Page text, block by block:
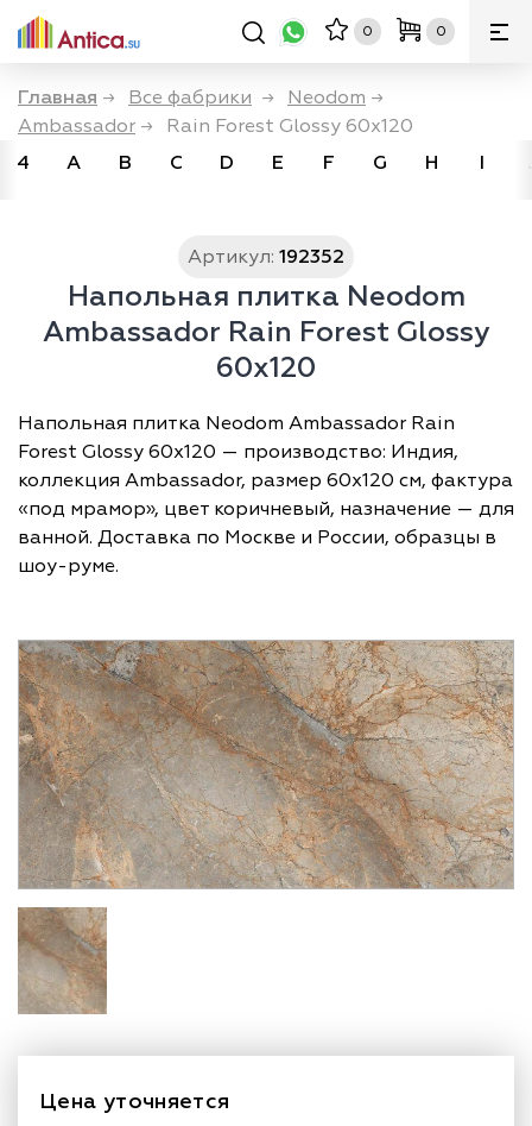
0 0
Главная → Все фабрики → Neodom →
Ambassador →
Rain Forest Glossy 60x120
4
A B C D E F G H I
Артикул: 192352
Напольная плитка Neodom
Ambassador Rain Forest Glossy
60x120
Напольная плитка Neodom Ambassador Rain
Forest Glossy 60x120 — производство: Индия,
коллекция Ambassador, размер 60х120 см, фактура
«под мрамор», цвет коричневый, назначение — для
ванной. Доставка по Москве и России, образцы в
шоу-руме.
Цена уточняется